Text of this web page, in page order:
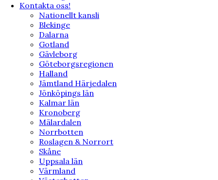
Kontakta oss!
Nationellt kansli
Blekinge
Dalarna
Gotland
Gävleborg
Göteborgsregionen
Halland
Jämtland Härjedalen
Jönköpings län
Kalmar län
Kronoberg
Mälardalen
Norrbotten
Roslagen & Norrort
Skåne
Uppsala län
Värmland